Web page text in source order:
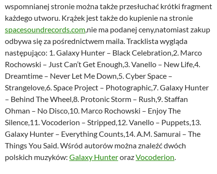
wspomnianej stronie można także przesłuchać krótki fragment
każdego utworu. Krążek jest także do kupienie na stronie
spacesoundrecords.com,nie ma podanej ceny,natomiast zakup
odbywa się za pośrednictwem maila. Tracklista wygląda
następująco: 1. Galaxy Hunter – Black Celebration,2. Marco
Rochowski – Just Can’t Get Enough,3. Vanello – New Life,4.
Dreamtime – Never Let Me Down,5. Cyber Space –
Strangelove,6. Space Project – Photographic,7. Galaxy Hunter
– Behind The Wheel,8. Protonic Storm – Rush,9. Staffan
Ohman – No Disco,10. Marco Rochowski – Enjoy The
Silence,11. Vocoderion – Stripped,12. Vanello – Puppets,13.
Galaxy Hunter – Everything Counts,14. A.M. Samurai – The
Things You Said. Wśród autorów można znaleźć dwóch
polskich muzyków: Galaxy HunterorazVocoderion.